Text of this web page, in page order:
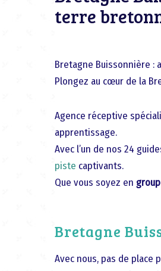
terre
Bretagne Buissonnière :
Plongez au cœur de la
Agence réceptive
apprentissage.
Avec l’un de nos 24
piste captivants.
Que vous soyez en
Bretagne
Avec nous, pas de place